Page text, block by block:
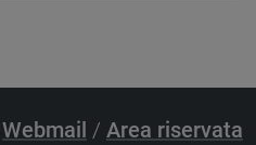
Webmail / Area riservata